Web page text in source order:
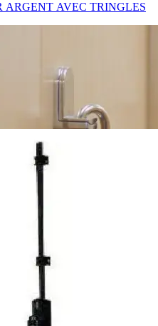
ARGENT AVEC TRINGLES